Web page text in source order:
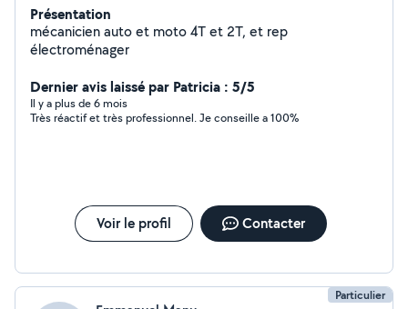
Présentation
mécanicien auto et moto 4T et 2T, et rep
électroménager
Dernier avis laissé par Patricia : 5/5
Il y a plus de 6 mois
Très réactif et très professionnel. Je conseille a 100%
Voir le profil Contacter
Particulier